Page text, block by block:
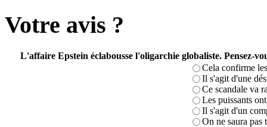
Votre avis ?
L'affaire Epstein éclabousse l'oligarchie globaliste. Pensez-
Cela confirme
Il s'agit d'une
Ce scandale va
Les puissants
Il s'agit d'un
On ne saura pas